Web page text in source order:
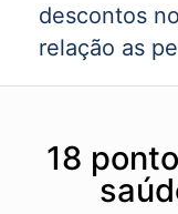
descontos
relação as
18